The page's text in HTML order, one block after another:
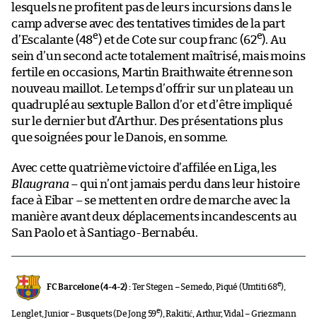
lesquels ne profitent pas de leurs incursions dans le
camp adverse avec des tentatives timides de la part
d’Escalante (48e) et de Cote sur coup franc (62e). Au
sein d’un second acte totalement maîtrisé, mais moins
fertile en occasions, Martin Braithwaite étrenne son
nouveau maillot. Le temps d’offrir sur un plateau un
quadruplé au sextuple Ballon d’or et d’être impliqué
sur le dernier but d’Arthur. Des présentations plus
que soignées pour le Danois, en somme.
Avec cette quatrième victoire d’affilée en Liga, les
Blaugrana – qui n’ont jamais perdu dans leur histoire
face à Eibar – se mettent en ordre de marche avec la
manière avant deux déplacements incandescents au
San Paolo et à Santiago-Bernabéu.
FC Barcelone (4-4-2) :Ter Stegen – Semedo, Piqué (Umtiti 68e),
Lenglet, Junior – Busquets (De Jong 59e), Rakitić, Arthur, Vidal – Griezmann